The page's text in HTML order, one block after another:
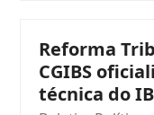
Reforma
CGIBS
técnica do